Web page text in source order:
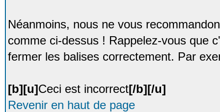
Néanmoins, nous ne vous
comme ci-dessus ! Rappelez-vous que
fermer les balises correctement. Par
[b][u]Ceci est incorrect[/b][/u]
Revenir en haut de page